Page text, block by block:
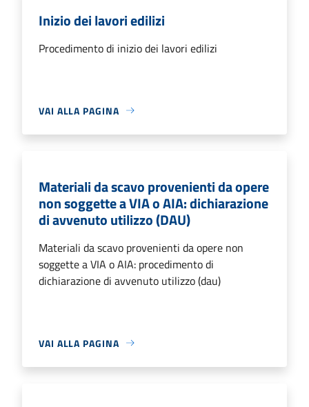
Inizio dei lavori edilizi
Procedimento di inizio dei lavori edilizi
VAI ALLA PAGINA
Materiali da scavo provenienti da opere
non soggette a VIA o AIA: dichiarazione
di avvenuto utilizzo (DAU)
Materiali da scavo provenienti da opere non
soggette a VIA o AIA: procedimento di
dichiarazione di avvenuto utilizzo (dau)
VAI ALLA PAGINA